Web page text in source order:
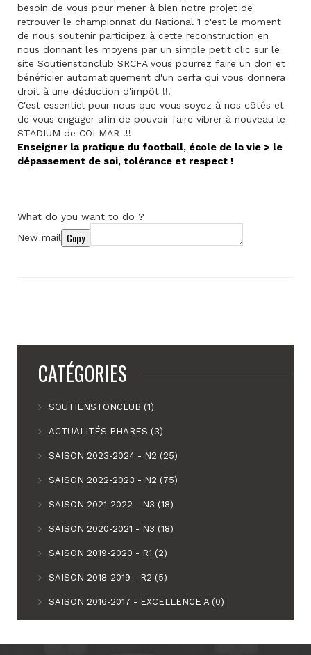
besoin de vous pour mener à bien notre projet de
retrouver le championnat du National 1 c'est le moment
de nous soutenir participez à cette reconstruction en
nous donnant les moyens par un simple petit clic sur le
site Soutienstonclub SRCFA vous pourrez faire un don et
bénéficier automatiquement d'un cerfa qui vous donnera
droit à une déduction d'impôt !!!
C'est essentiel pour nous que vous soyez à nos côtés et
de vous engager afin de pouvoir faire vibrer à nouveau le
STADIUM de COLMAR !!!
Enseigner la pratique du football, école de la vie > le
dépassement de soi, tolérance et respect !
What do you want to do ?
New mail
Copy
CATÉGORIES
SOUTIENSTONCLUB (1)
ACTUALITÉS PHARES (3)
SAISON 2023-2024 - N2 (25)
SAISON 2022-2023 - N2 (75)
SAISON 2021-2022 - N3 (18)
SAISON 2020-2021 - N3 (18)
SAISON 2019-2020 - R1 (2)
SAISON 2018-2019 - R2 (5)
SAISON 2016-2017 - EXCELLENCE A (0)